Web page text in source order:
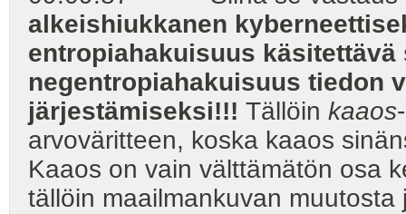
alkeishiukkanen
entropiahakuisuus
negentropiahakuisuus tiedon
järjestämiseksi!!! Tällöin kaaos
arvoväritteen, koska kaaos
Kaaos on vain välttämätön osa
tällöin maailmankuvan